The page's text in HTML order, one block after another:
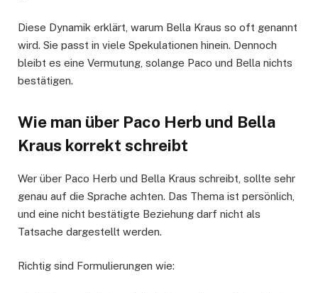
Diese Dynamik erklärt, warum Bella Kraus so oft genannt
wird. Sie passt in viele Spekulationen hinein. Dennoch
bleibt es eine Vermutung, solange Paco und Bella nichts
bestätigen.
Wie man über Paco Herb und Bella
Kraus korrekt schreibt
Wer über Paco Herb und Bella Kraus schreibt, sollte sehr
genau auf die Sprache achten. Das Thema ist persönlich,
und eine nicht bestätigte Beziehung darf nicht als
Tatsache dargestellt werden.
Richtig sind Formulierungen wie: